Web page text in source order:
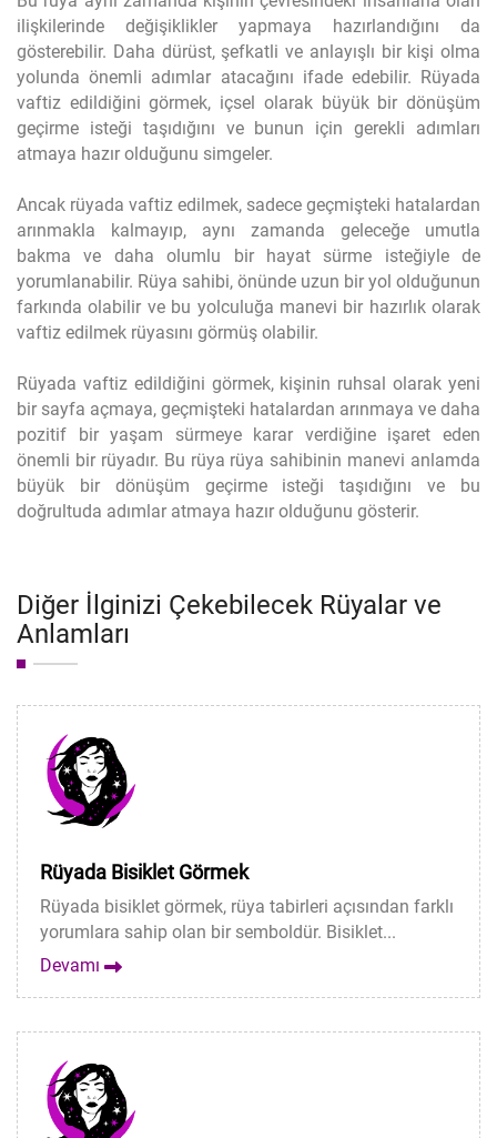
ilişkilerinde değişiklikler yapmaya hazırlandığını da
gösterebilir. Daha dürüst, şefkatli ve anlayışlı bir kişi olma
yolunda önemli adımlar atacağını ifade edebilir. Rüyada
vaftiz edildiğini görmek, içsel olarak büyük bir dönüşüm
geçirme isteği taşıdığını ve bunun için gerekli adımları
atmaya hazır olduğunu simgeler.
Ancak rüyada vaftiz edilmek, sadece geçmişteki hatalardan
arınmakla kalmayıp, aynı zamanda geleceğe umutla
bakma ve daha olumlu bir hayat sürme isteğiyle de
yorumlanabilir. Rüya sahibi, önünde uzun bir yol olduğunun
farkında olabilir ve bu yolculuğa manevi bir hazırlık olarak
vaftiz edilmek rüyasını görmüş olabilir.
Rüyada vaftiz edildiğini görmek, kişinin ruhsal olarak yeni
bir sayfa açmaya, geçmişteki hatalardan arınmaya ve daha
pozitif bir yaşam sürmeye karar verdiğine işaret eden
önemli bir rüyadır. Bu rüya rüya sahibinin manevi anlamda
büyük bir dönüşüm geçirme isteği taşıdığını ve bu
doğrultuda adımlar atmaya hazır olduğunu gösterir.
Diğer İlginizi Çekebilecek Rüyalar ve
Anlamları
Rüyada Bisiklet Görmek
Rüyada bisiklet görmek, rüya tabirleri açısından farklı
yorumlara sahip olan bir semboldür. Bisiklet...
Devamı